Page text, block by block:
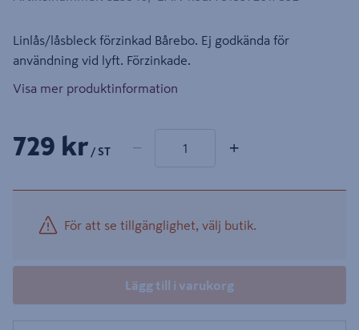
Linlås/låsbleck förzinkad Bårebo. Ej godkända för
användning vid lyft. Förzinkade.
Visa mer produktinformation
729 kr / ST − +
För att se tillgänglighet, välj butik.
Lägg till i varukorg